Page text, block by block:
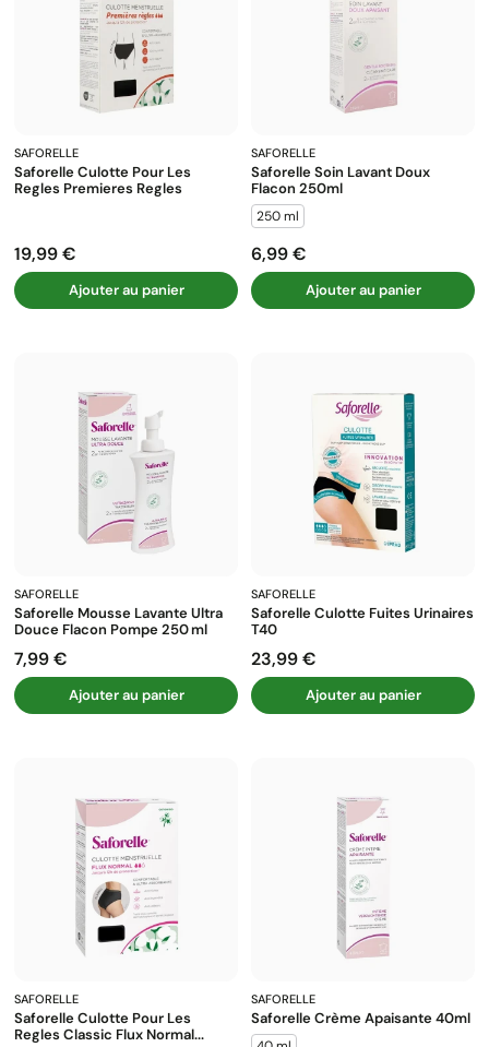
SAFORELLE
Saforelle Culotte Pour Les
Regles Premieres Regles
Prix
19,99 €
Ajouter au panier
SAFORELLE
Saforelle Soin Lavant Doux
Flacon 250ml
250 ml
Prix
6,99 €
Ajouter au panier
SAFORELLE
Saforelle Mousse Lavante Ultra
Douce Flacon Pompe 250 Ml
Prix
7,99 €
Ajouter au panier
SAFORELLE
Saforelle Culotte Fuites Urinaires
T40
Prix
23,99 €
Ajouter au panier
SAFORELLE
Saforelle Culotte Pour Les
Regles Classic Flux Normal...
SAFORELLE
Saforelle Crème Apaisante 40ml